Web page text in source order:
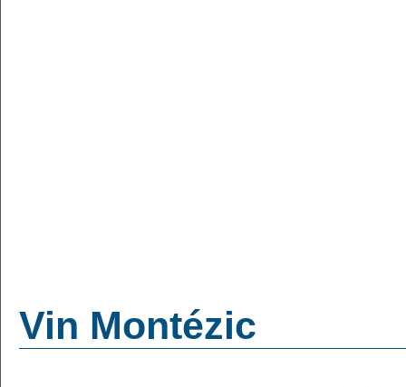
Vin Montézic